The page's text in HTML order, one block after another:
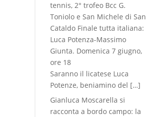
tennis, 2° trofeo Bcc G.
Toniolo e San Michele di San
Cataldo Finale tutta italiana:
Luca Potenza-Massimo
Giunta. Domenica 7 giugno,
ore 18
Saranno il licatese Luca
Potenze, beniamino del […]
Gianluca Moscarella si
racconta a bordo campo: la